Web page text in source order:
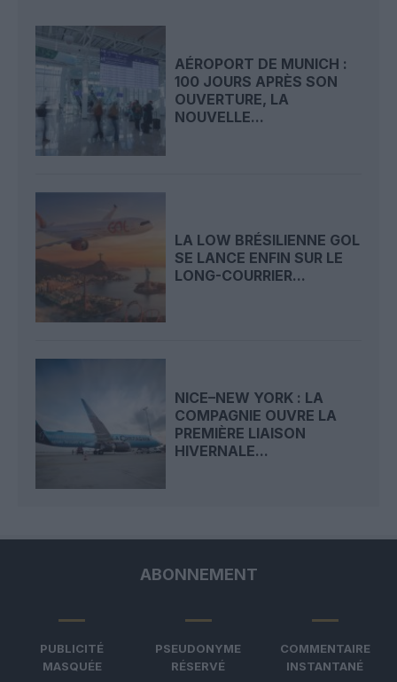
AÉROPORT DE MUNICH :
100 JOURS APRÈS SON
OUVERTURE, LA
NOUVELLE...
LA LOW BRÉSILIENNE GOL
SE LANCE ENFIN SUR LE
LONG-COURRIER...
NICE–NEW YORK : LA
COMPAGNIE OUVRE LA
PREMIÈRE LIAISON
HIVERNALE...
ABONNEMENT
PUBLICITÉ
MASQUÉE
PSEUDONYME
RÉSERVÉ
COMMENTAIRE
INSTANTANÉ